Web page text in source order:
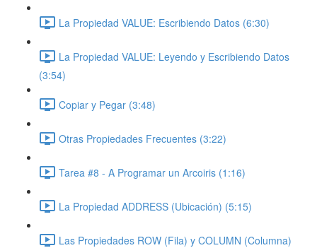
La Propiedad VALUE: Escribiendo Datos (6:30)
La Propiedad VALUE: Leyendo y Escribiendo Datos
(3:54)
Copiar y Pegar (3:48)
Otras Propiedades Frecuentes (3:22)
Tarea #8 - A Programar un Arcoiris (1:16)
La Propiedad ADDRESS (Ubicación) (5:15)
Las Propiedades ROW (Fila) y COLUMN (Columna)